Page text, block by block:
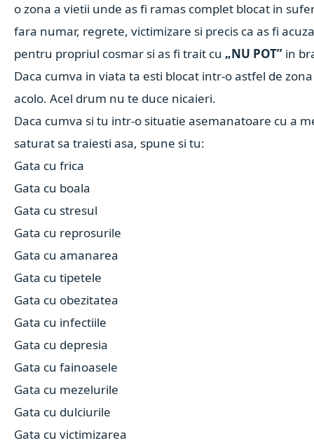
o zona a vietii unde as fi ramas complet blocat in
fara numar, regrete, victimizare si precis ca as fi
pentru propriul cosmar si as fi trait cu„NU POT” in
Daca cumva in viata ta esti blocat intr-o astfel de
acolo. Acel drum nu te duce nicaieri.
Daca cumva si tu intr-o situatie asemanatoare cu a
saturat sa traiesti asa, spune si tu:
Gata cu frica
Gata cu boala
Gata cu stresul
Gata cu reprosurile
Gata cu amanarea
Gata cu tipetele
Gata cu obezitatea
Gata cu infectiile
Gata cu depresia
Gata cu fainoasele
Gata cu mezelurile
Gata cu dulciurile
Gata cu victimizarea